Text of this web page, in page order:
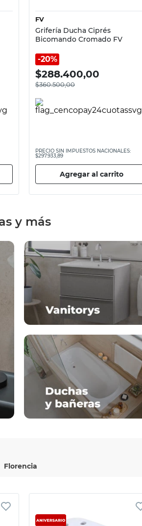
FV
Grifería Ducha Ciprés
Bicomando Cromado FV
20%
$288.400,00
$360.500,00
PRECIO SIN IMPUESTOS NACIONALES:
$297.933,89
Agregar al carrito
y más
Florencia